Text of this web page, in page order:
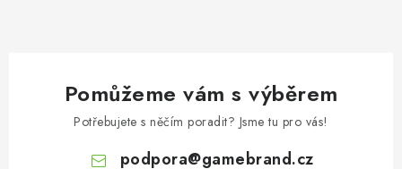
Pomůžeme vám s výběrem
Potřebujete s něčím poradit? Jsme tu pro vás!
podpora@gamebrand.cz